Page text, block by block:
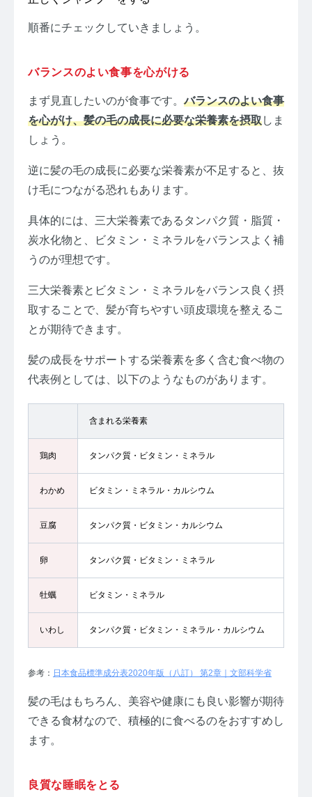
順番にチェックしていきましょう。
バランスのよい食事を心がける
まず見直したいのが食事です。バランスのよい食事
を心がけ、髪の毛の成長に必要な栄養素を摂取しま
しょう。
逆に髪の毛の成長に必要な栄養素が不足すると、抜
け毛につながる恐れもあります。
具体的には、三大栄養素であるタンパク質・脂質・
炭水化物と、ビタミン・ミネラルをバランスよく補
うのが理想です。
三大栄養素とビタミン・ミネラルをバランス良く摂
取することで、髪が育ちやすい頭皮環境を整えるこ
とが期待できます。
髪の成長をサポートする栄養素を多く含む食べ物の
代表例としては、以下のようなものがあります。
含まれる栄養素
鶏肉 タンパク質・ビタミン・ミネラル
わかめ ビタミン・ミネラル・カルシウム
豆腐 タンパク質・ビタミン・カルシウム
卵 タンパク質・ビタミン・ミネラル
牡蠣 ビタミン・ミネラル
いわし タンパク質・ビタミン・ミネラル・カルシウム
参考： 日本食品標準成分表2020年版（八訂） 第2章｜文部科学省
髪の毛はもちろん、美容や健康にも良い影響が期待
できる食材なので、積極的に食べるのをおすすめし
ます。
良質な睡眠をとる